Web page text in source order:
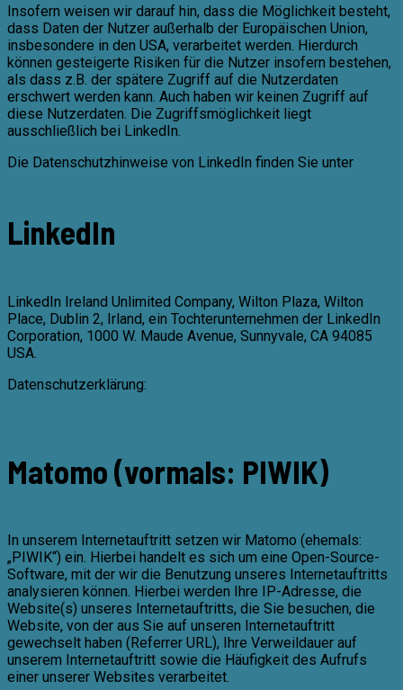
Insofern weisen wir darauf hin, dass die Möglichkeit besteht,
dass Daten der Nutzer außerhalb der Europäischen Union,
insbesondere in den USA, verarbeitet werden. Hierdurch
können gesteigerte Risiken für die Nutzer insofern bestehen,
als dass z.B. der spätere Zugriff auf die Nutzerdaten
erschwert werden kann. Auch haben wir keinen Zugriff auf
diese Nutzerdaten. Die Zugriffsmöglichkeit liegt
ausschließlich bei LinkedIn.
Die Datenschutzhinweise von LinkedIn finden Sie unter
LinkedIn
LinkedIn Ireland Unlimited Company, Wilton Plaza, Wilton
Place, Dublin 2, Irland, ein Tochterunternehmen der LinkedIn
Corporation, 1000 W. Maude Avenue, Sunnyvale, CA 94085
USA.
Datenschutzerklärung:
Matomo (vormals: PIWIK)
In unserem Internetauftritt setzen wir Matomo (ehemals:
„PIWIK“) ein. Hierbei handelt es sich um eine Open-Source-
Software, mit der wir die Benutzung unseres Internetauftritts
analysieren können. Hierbei werden Ihre IP-Adresse, die
Website(s) unseres Internetauftritts, die Sie besuchen, die
Website, von der aus Sie auf unseren Internetauftritt
gewechselt haben (Referrer URL), Ihre Verweildauer auf
unserem Internetauftritt sowie die Häufigkeit des Aufrufs
einer unserer Websites verarbeitet.